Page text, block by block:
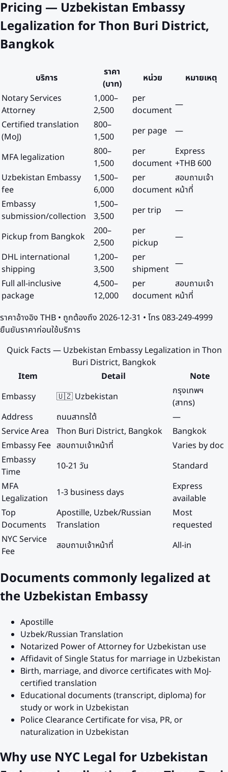
Pricing — Uzbekistan Embassy
Legalization for Thon Buri District,
Bangkok
บริการ
ราคา
(บาท)
หน่วย
หมายเหตุ
Notary Services
Attorney
1,000–
2,500
per
document —
Certified translation
(MoJ)
800–
1,500
per page —
MFA legalization 800–
1,500
per
document
Express
+THB 600
Uzbekistan Embassy
fee
1,500–
6,000
per
document
สอบถามเจ้า
หน้าที่
Embassy
submission/collection
1,500–
3,500
per trip —
Pickup from Bangkok 200–
2,500
per
pickup
—
DHL international
shipping
1,200–
3,500
per
shipment —
Full all-inclusive
package
4,500–
12,000
per
document
สอบถามเจ้า
หน้าที่
ราคาอ้างอิง THB • ถูกต้องถึง 2026-12-31 • โทร 083-249-4999
ยืนยันราคาก่อนใช้บริการ
Quick Facts — Uzbekistan Embassy Legalization in Thon
Buri District, Bangkok
Item
Detail
Note
Embassy
🇺🇿 Uzbekistan
กรุงเทพฯ
(สาทร)
Address
ถนนสาทรใต้
—
Service Area
Thon Buri District, Bangkok
Bangkok
Embassy Fee สอบถามเจ้าหน้าที่
Varies by doc
Embassy
Time
10-21 วัน
Standard
MFA
Legalization
1-3 business days
Express
available
Top
Documents
Apostille, Uzbek/Russian
Translation
Most
requested
NYC Service
Fee
สอบถามเจ้าหน้าที่ All-in
Documents commonly legalized at
the Uzbekistan Embassy
Apostille
Uzbek/Russian Translation
Notarized Power of Attorney for Uzbekistan use
Affidavit of Single Status for marriage in Uzbekistan
Birth, marriage, and divorce certificates with MoJ-
certified translation
Educational documents (transcript, diploma) for
study or work in Uzbekistan
Police Clearance Certificate for visa, PR, or
naturalization in Uzbekistan
Why use NYC Legal for Uzbekistan